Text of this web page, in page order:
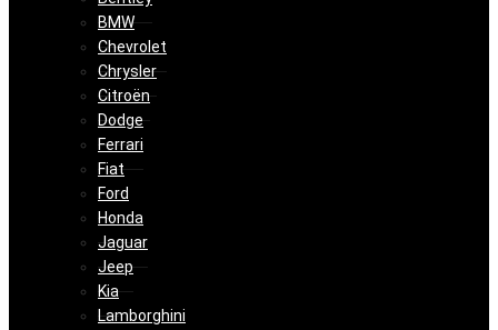
BMW
Chevrolet
Chrysler
Citroën
Dodge
Ferrari
Fiat
Ford
Honda
Jaguar
Jeep
Kia
Lamborghini